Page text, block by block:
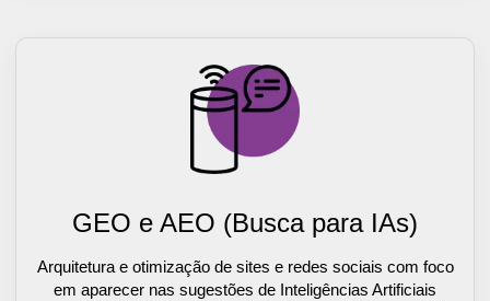
GEO e AEO (Busca para IAs)
Arquitetura e otimização de sites e redes sociais com foco
em aparecer nas sugestões de Inteligências Artificiais